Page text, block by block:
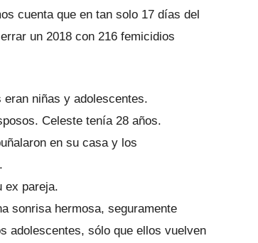
cuenta que en tan solo 17 días del
un 2018 con 216 femicidios
niñas y adolescentes.
Celeste tenía 28 años.
en su casa y los
ex pareja.
sonrisa hermosa, seguramente
adolescentes, sólo que ellos vuelven